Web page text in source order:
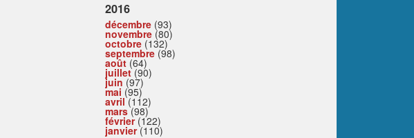
2016
décembre (93)
novembre (80)
octobre (132)
septembre (98)
août (64)
juillet(90)
juin (97)
mai (95)
avril(112)
mars(98)
février(122)
janvier(110)